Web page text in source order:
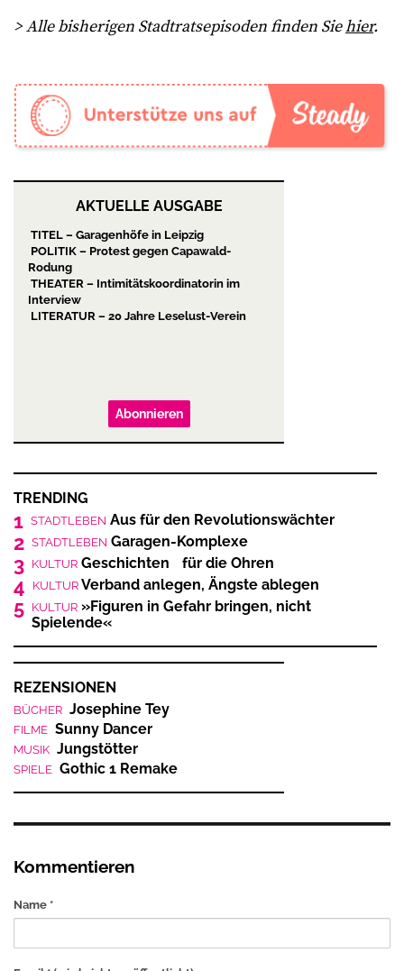
> Alle bisherigen Stadtratsepisoden finden Siehier.
AKTUELLE AUSGABE
TITEL – Garagenhöfe in Leipzig
POLITIK – Protest gegen Capawald-
Rodung
THEATER – Intimitätskoordinatorin im
Interview
LITERATUR – 20 Jahre Leselust-Verein
Abonnieren
TRENDING
1 STADTLEBEN Aus für den Revolutionswächter
2 STADTLEBEN Garagen-Komplexe
3 KULTUR Geschichten für die Ohren
4 KULTUR Verband anlegen, Ängste ablegen
5 KULTUR »Figuren in Gefahr bringen, nicht
Spielende«
REZENSIONEN
BÜCHER Josephine Tey
FILME Sunny Dancer
MUSIK Jungstötter
SPIELE Gothic 1 Remake
Kommentieren
Name *